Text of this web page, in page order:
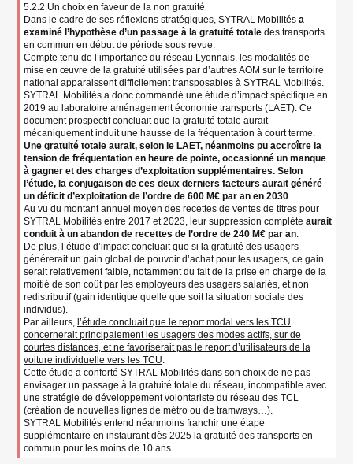
5.2.2 Un choix en faveur de la non gratuité
Dans le cadre de ses réflexions stratégiques, SYTRAL Mobilités a
examiné l’hypothèse d’un passage à la gratuité totale des transports
en commun en début de période sous revue.
Compte tenu de l’importance du réseau Lyonnais, les modalités de
mise en œuvre de la gratuité utilisées par d’autres AOM sur le territoire
national apparaissent difficilement transposables à SYTRAL Mobilités.
SYTRAL Mobilités a donc commandé une étude d’impact spécifique en
2019 au laboratoire aménagement économie transports (LAET). Ce
document prospectif concluait que la gratuité totale aurait
mécaniquement induit une hausse de la fréquentation à court terme.
Une gratuité totale aurait, selon le LAET, néanmoins pu accroître la
tension de fréquentation en heure de pointe, occasionné un manque
à gagner et des charges d’exploitation supplémentaires. Selon
l’étude, la conjugaison de ces deux derniers facteurs aurait généré
un déficit d’exploitation de l’ordre de 600 M€ par an en 2030
Au vu du montant annuel moyen des recettes de ventes de titres pour
SYTRAL Mobilités entre 2017 et 2023, leur suppression complète aurait
conduit à un abandon de recettes de l’ordre de 240 M€ par an
De plus, l’étude d’impact concluait que si la gratuité des usagers
générerait un gain global de pouvoir d’achat pour les usagers, ce gain
serait relativement faible, notamment du fait de la prise en charge de la
moitié de son coût par les employeurs des usagers salariés, et non
redistributif (gain identique quelle que soit la situation sociale des
individus).
Par ailleurs, l’étude concluait que le report modal vers les TCU
concernerait principalement les usagers des modes actifs, sur de
courtes distances, et ne favoriserait pas le report d’utilisateurs de la
voiture individuelle vers les TCU
Cette étude a conforté SYTRAL Mobilités dans son choix de ne pas
envisager un passage à la gratuité totale du réseau, incompatible avec
une stratégie de développement volontariste du réseau des TCL
(création de nouvelles lignes de métro ou de tramways…).
SYTRAL Mobilités entend néanmoins franchir une étape
supplémentaire en instaurant dès 2025 la gratuité des transports en
commun pour les moins de 10 ans.